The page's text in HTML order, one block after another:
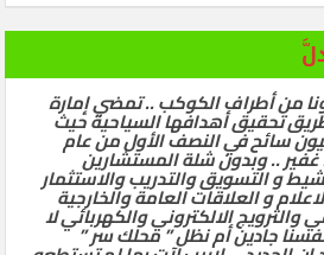
من أطراف الكوكب .. تمضي إمارة
تحقيق أهدافها السياحية حيث
المدينة 7.12 مليون سائح في النصف الأول من عام
غفير .. وبدون شلة المستشارين
و التسويق والتدريب والاستثمار
و العلاقات العامة والخارجية
الالكتروني والكهربائي لا
جادين أم نظل ” محلك سر ”